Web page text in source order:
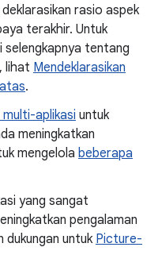
rasio aspek
terakhir. Untuk
tentang
lihat Mendeklarasikan
.
multi-aplikasi untuk
meningkatkan
mengelola beberapa
yang sangat
pengalaman
dukungan untuk Picture-